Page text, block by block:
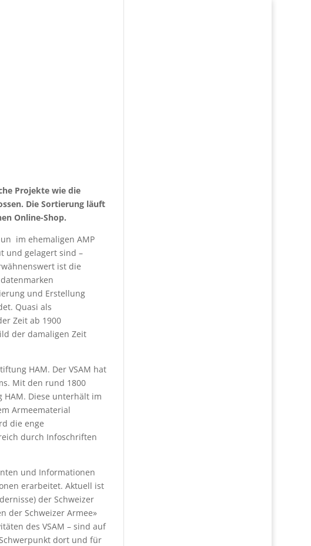
Projekte wie die
Die Sortierung läuft
Online-Shop.
im ehemaligen AMP
und gelagert sind –
ist die
und Erstellung
Quasi als
Zeit ab 1900
der damaligen Zeit
HAM. Der VSAM hat
Mit den rund 1800
Diese unterhält im
Armeematerial
die enge
durch Infoschriften
und Informationen
erarbeitet. Aktuell ist
der Schweizer
der Schweizer Armee»
des VSAM – sind auf
dort und für